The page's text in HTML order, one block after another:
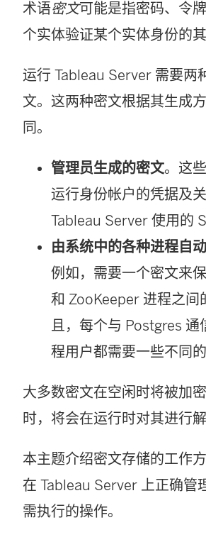
术语密文可能是指密码、令
个实体验证某个实体身份的其
运行 Tableau Server 需要两
文。这两种密文根据其生成
同。
管理员生成的密文。这
运行身份帐户的凭据及
Tableau Server 使用的
由系统中的各种进程自
例如，需要一个密文来
和 ZooKeeper 进程之间
且，每个与 Postgres 通
程用户都需要一些不同的
大多数密文在空闲时将被加
时，将会在运行时对其进行解
本主题介绍密文存储的工作
在 Tableau Server 上正确管
需执行的操作。